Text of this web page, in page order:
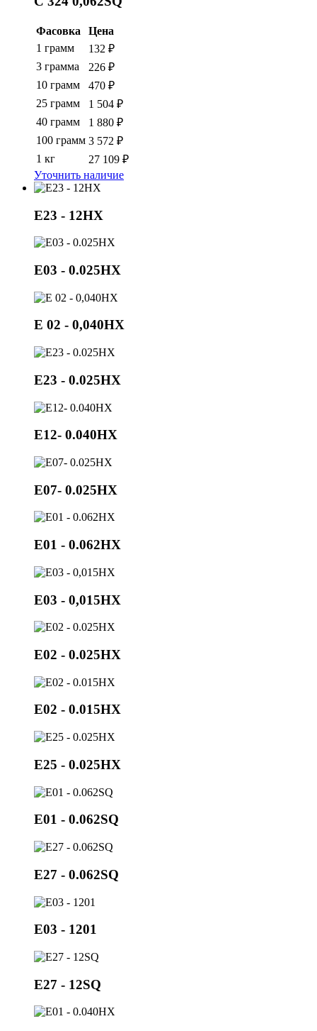
Фасовка
Цена
1 грамм
132 ₽
3 грамма
226 ₽
10 грамм
470 ₽
25 грамм
1 504 ₽
40 грамм
1 880 ₽
100 грамм 3 572 ₽
1 кг
27 109 ₽
Уточнить наличие
E23 - 12HX
E03 - 0.025HX
Е 02 - 0,040НХ
E23 - 0.025HX
E12- 0.040HX
E07- 0.025HX
E01 - 0.062HX
E03 - 0,015HX
E02 - 0.025HX
E02 - 0.015HX
E25 - 0.025HX
E01 - 0.062SQ
E27 - 0.062SQ
E03 - 1201
E27 - 12SQ